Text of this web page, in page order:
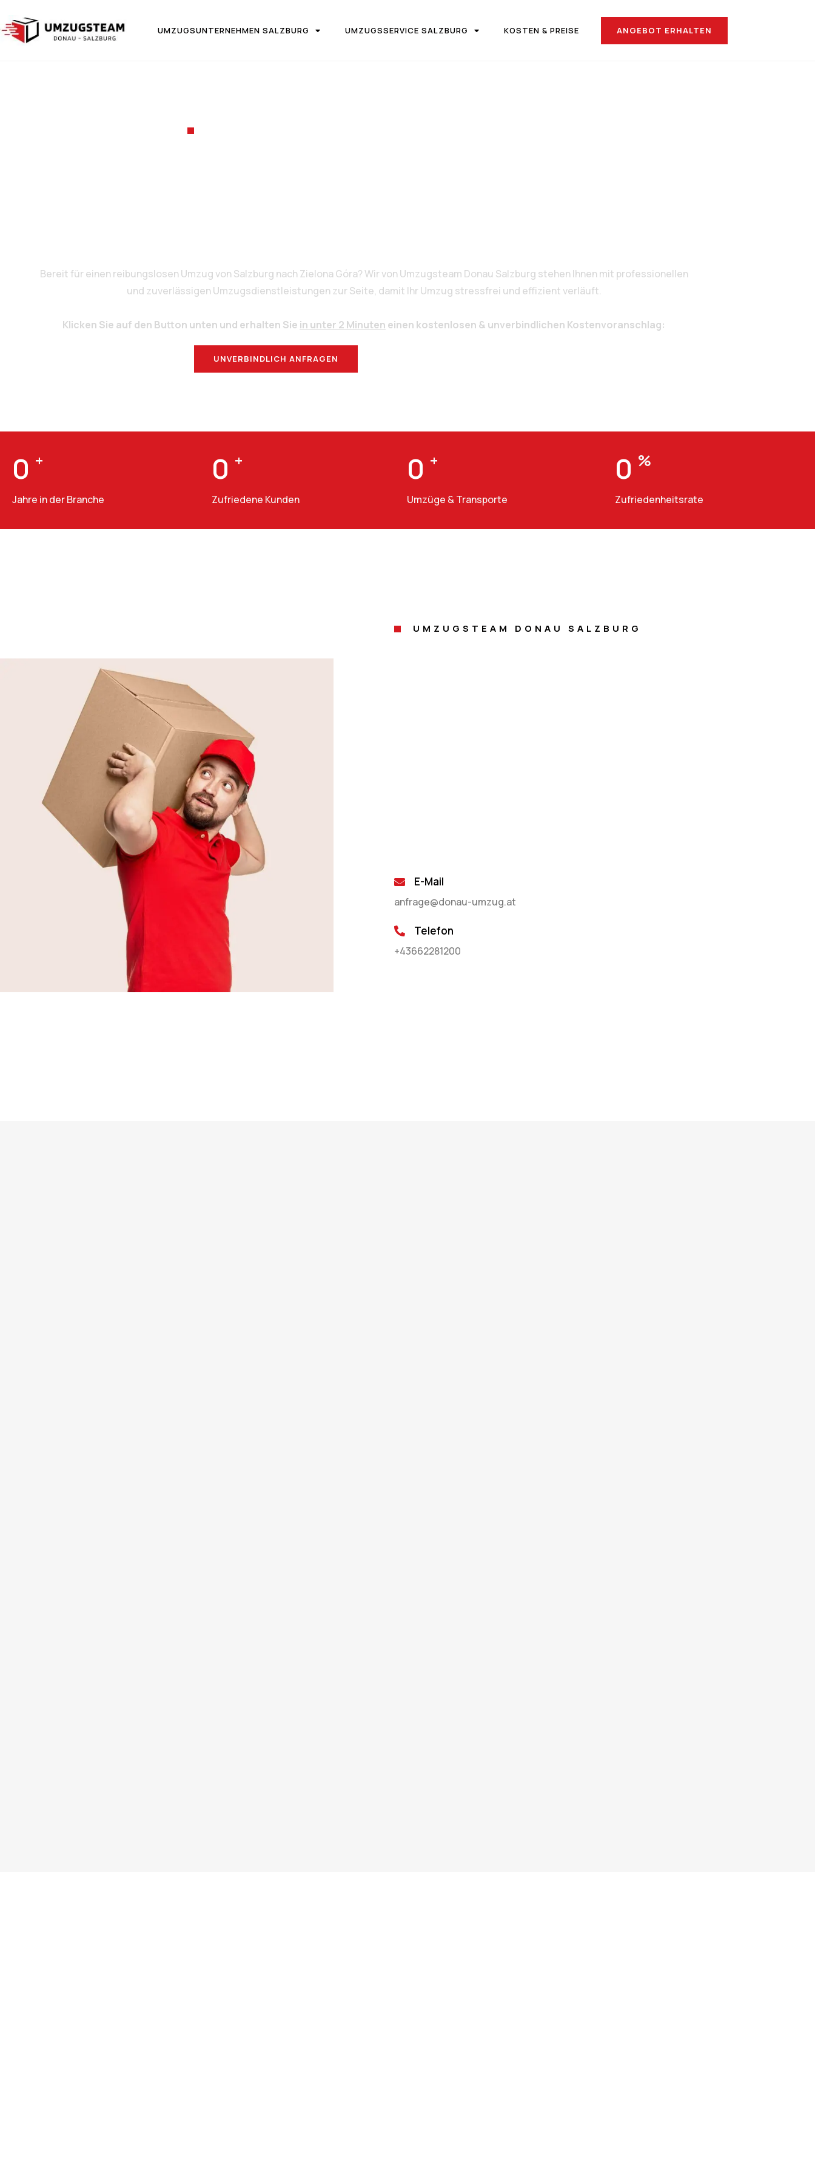
UMZUGSUNTERNEHMEN SALZBURG UMZUGSSERVICE SALZBURG KOSTEN & PREISE ANGEBOT ERHALTEN
Bereit für einen reibungslosen Umzug von Salzburg nach Zielona Góra? Wir von Umzugsteam Donau Salzburg stehen Ihnen mit professionellen
und zuverlässigen Umzugsdienstleistungen zur Seite, damit Ihr Umzug stressfrei und effizient verläuft.
Klicken Sie auf den Button unten und erhalten Sie in unter 2 Minuten einen kostenlosen & unverbindlichen Kostenvoranschlag:
UNVERBINDLICH ANFRAGEN
0 +
Jahre in der Branche
0 +
Zufriedene Kunden
0 +
Umzüge & Transporte
0 %
Zufriedenheitsrate
UMZUGSTEAM DONAU SALZBURG
E-Mail
anfrage@donau-umzug.at
Telefon
+43662281200